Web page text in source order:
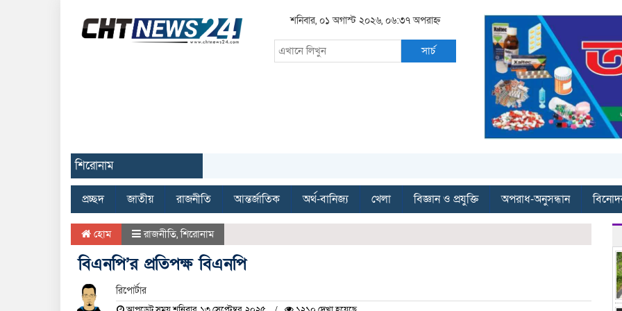
শনিবার, ০১ অগাস্ট ২০২৬, ০৬:৩৭ অপরাহ্ন
সার্চ
শিরোনাম
প্রচ্ছদ জাতীয় রাজনীতি আন্তর্জাতিক অর্থ-বানিজ্য খেলা বিজ্ঞান ও প্রযুক্তি অপরাধ-অনুসন্ধান
হোম রাজনীতি,শিরোনাম
‌ বিএনপি’র প্রতিপক্ষ বিএনপি
রিপোর্টার